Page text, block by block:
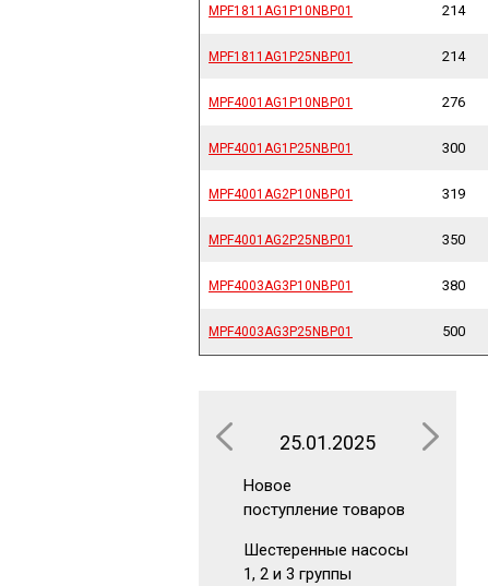
MPF1811AG1P10NBP01 214
MPF1811AG1P25NBP01 214
MPF4001AG1P10NBP01 276
MPF4001AG1P25NBP01 300
MPF4001AG2P10NBP01 319
MPF4001AG2P25NBP01 350
MPF4003AG3P10NBP01 380
MPF4003AG3P25NBP01 500
MPF1811AG1P10NBP01
MPF1811AG1P25NBP01
MPF4001AG1P10NBP01
MPF4001AG1P25NBP01
MPF4001AG2P10NBP01
MPF4001AG2P25NBP01
MPF4003AG3P10NBP01
MPF4003AG3P25NBP01
25.01.2025
Новое
поступление товаров
Шестеренные насосы
1, 2 и 3 группы